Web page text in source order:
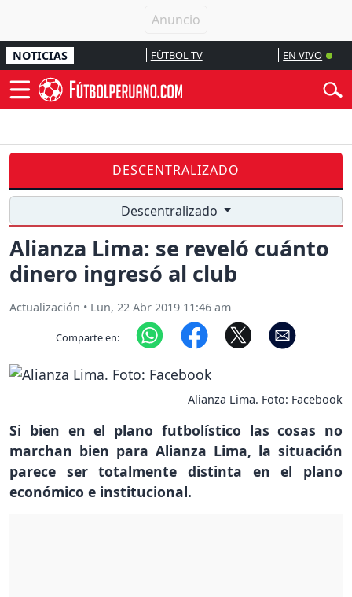
NOTICIAS FÚTBOL TV EN VIVO
DESCENTRALIZADO
Descentralizado
Alianza Lima: se reveló cuánto
dinero ingresó al club
Actualización • Lun, 22 Abr 2019 11:46 am
Comparte en:
Alianza Lima. Foto: Facebook
Si bien en el plano futbolístico las cosas no
marchan bien para Alianza Lima, la situación
parece ser totalmente distinta en el plano
económico e institucional.